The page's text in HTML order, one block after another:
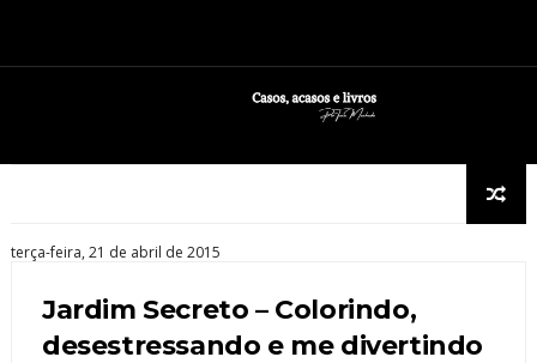
terça-feira, 21 de abril de 2015
Jardim Secreto – Colorindo,
desestressando e me divertindo